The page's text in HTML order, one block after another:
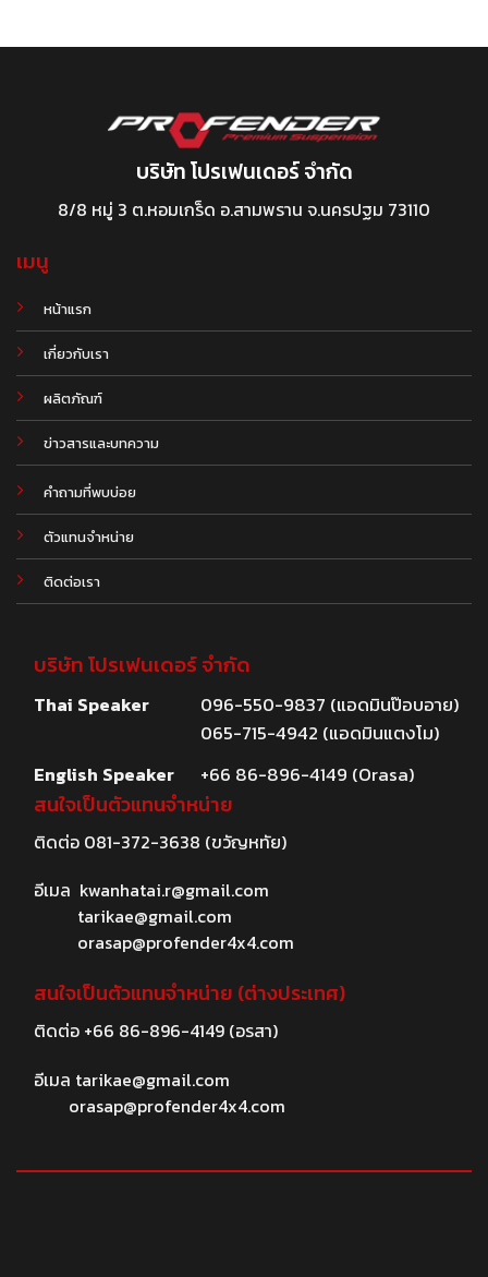
บริษัท โปรเฟนเดอร์ จำกัด
8/8 หมู่ 3 ต.หอมเกร็ด อ.สามพราน จ.นครปฐม 73110
เมนู
หน้าแรก
เกี่ยวกับเรา
ผลิตภัณฑ์
ข่าวสารและบทความ
.
คำถามที่พบบ่อย
ตัวแทนจำหน่าย
ติดต่อเรา
บริษัท โปรเฟนเดอร์ จำกัด
Thai Speaker
096-550-9837 (แอดมินป๊อบอาย)
065-715-4942 (แอดมินแตงโม)
English Speaker
+66 86-896-4149 (Orasa)
สนใจเป็นตัวแทนจำหน่าย
ติดต่อ 081-372-3638 (ขวัญหทัย)
อีเมล kwanhatai.r@gmail.com
tarikae@gmail.com
orasap@profender4x4.com
สนใจเป็นตัวแทนจำหน่าย (ต่างประเทศ)
ติดต่อ +66 86-896-4149(อรสา)
อีเมล tarikae@gmail.com
orasap@profender4x4.com